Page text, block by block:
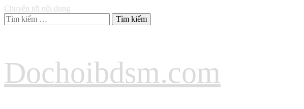
Chuyển tới nội dung
Tìm
kiếm
Dochoibdsm.com